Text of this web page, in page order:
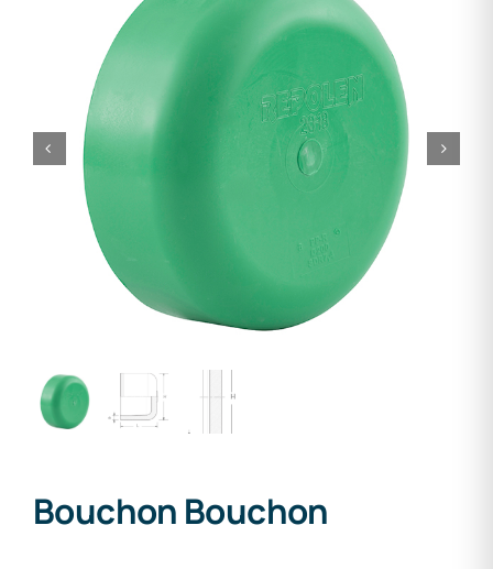
Bouchon Bouchon